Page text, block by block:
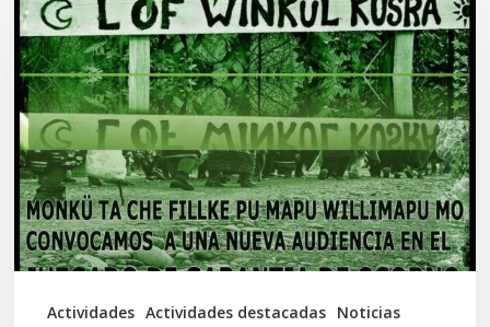
Actividades Actividades destacadas Noticias
Winkül
Küsra
convoca
a
apoyar
audiencia
en
Juzgado